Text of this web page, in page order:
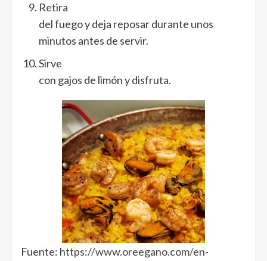
Retira
del fuego y deja reposar durante unos
minutos antes de servir.
Sirve
con gajos de limón y disfruta.
Fuente: https://www.oreegano.com/en-